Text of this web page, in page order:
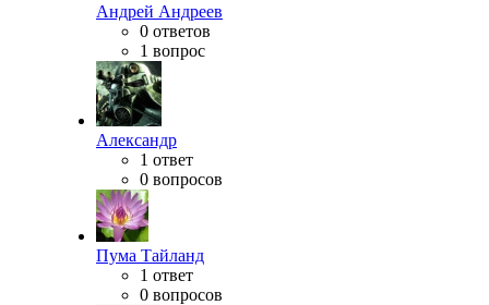
Андрей Андреев
0 ответов
1 вопрос
Александр
1 ответ
0 вопросов
Пума Тайланд
1 ответ
0 вопросов